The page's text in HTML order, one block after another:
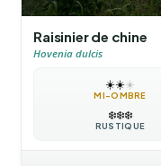
Raisinier de chine
Hovenia dulcis
☀️☀️☀️
MI-OMBRE
❄️❄️❄️
RUSTIQUE